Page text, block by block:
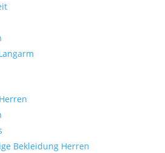
Bekleidung Herren